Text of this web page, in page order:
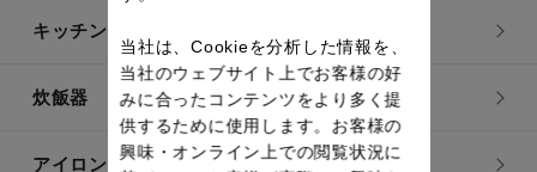
キッチン用品
炊飯器
アイロン・衣類スチーマー
当社は、Cookieを分析した情報を、
当社のウェブサイト上でお客様の好
みに合ったコンテンツをより多く提
供するために使用します。お客様の
興味・オンライン上での閲覧状況に